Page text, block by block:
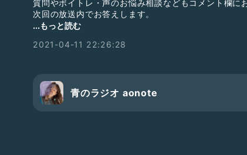
質問やボイトレ・声のお悩み相談などもコメント欄に
次回の放送内でお答えします。
各配信ストアへのリンクはこちら
CDも絶賛発売中
https://www.amazon.co.jp/dp/B074WM3TSL/
VTBSBTK8143002
...もっと読む
2021-04-11 22:26:28
青のラジオ aonote